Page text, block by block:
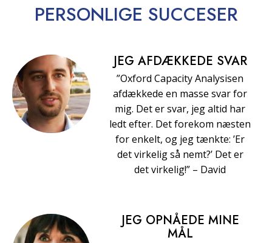
PERSONLIGE SUCCESER
JEG AFDÆKKEDE SVAR
”Oxford Capacity Analysisen
afdækkede en masse svar for
mig. Det er svar, jeg altid har
ledt efter. Det forekom næsten
for enkelt, og jeg tænkte: ’Er
det virkelig så nemt?’ Det er
det virkelig!” – David
JEG OPNÅEDE MINE
MÅL